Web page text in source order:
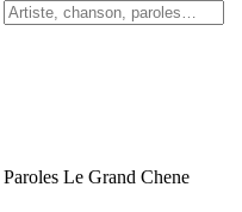
Paroles Le Grand Chene